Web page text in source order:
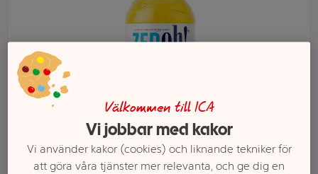
Välkommen till ICA
Vi jobbar med kakor
Vi använder kakor (cookies) och liknande tekniker för
att göra våra tjänster mer relevanta, och ge dig en